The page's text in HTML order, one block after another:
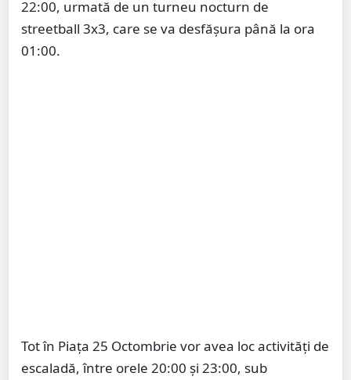
22:00, urmată de un turneu nocturn de
streetball 3x3, care se va desfășura până la ora
01:00.
Tot în Piața 25 Octombrie vor avea loc activități de
escaladă, între orele 20:00 și 23:00, sub